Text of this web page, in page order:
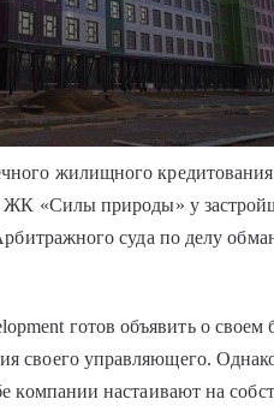
жилищного
ЖК «Силы природы» у
суда по делу
готов объявить о своем
своего управляющего.
компании настаивают на